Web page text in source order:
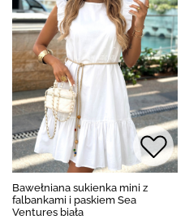
Bawełniana sukienka mini z
falbankami i paskiem Sea
Ventures biała